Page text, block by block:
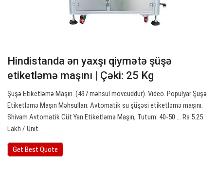
Hindistanda ən yaxşı qiymətə şüşə
etiketləmə maşını | Çəki: 25 Kg
Şüşə Etiketləmə Maşın. (497 məhsul mövcuddur). Video. Populyar Şüşə
Etiketləmə Maşın Məhsulları. Avtomatik su şüşəsi etiketləmə maşını.
Shivam Avtomatik Cüt Yan Etiketləmə Maşın, Tutum: 40-50 ... Rs 5.25
Lakh / Unit.
Get Best Quote